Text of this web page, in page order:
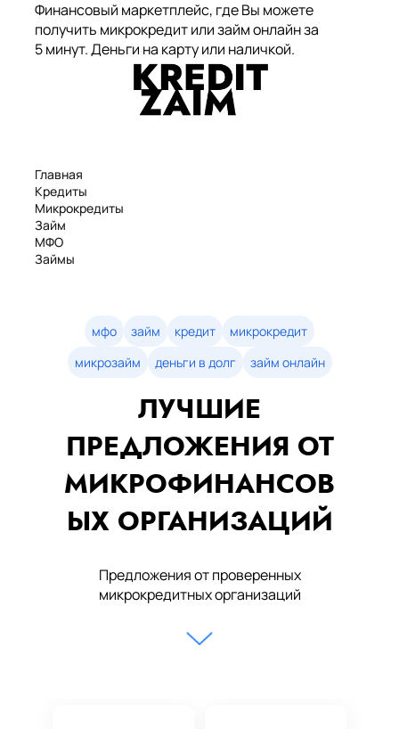
Финансовый маркетплейс, где Вы можете
получить микрокредит или займ онлайн за
5 минут. Деньги на карту или наличкой.
Главная
Кредиты
Микрокредиты
Займ
МФО
Займы
Займы онлайн
Денежные кредиты
мфо займ кредит
микрокредит
микрозайм
деньги в долг займ онлайн
ЛУЧШИЕ
ПРЕДЛОЖЕНИЯ ОТ
МИКРОФИНАНСОВ
ЫХ ОРГАНИЗАЦИЙ
Предложения от проверенных
микрокредитных организаций